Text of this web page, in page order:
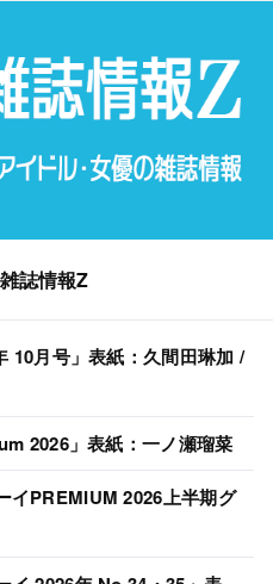
誌情報Z
10月号」表紙：久間田琳加 /
2026」表紙：一ノ瀬瑠菜
イPREMIUM 2026上半期グ